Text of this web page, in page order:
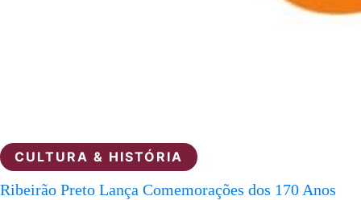
CULTURA & HISTÓRIA
Ribeirão Preto Lança Comemorações dos 170 Anos